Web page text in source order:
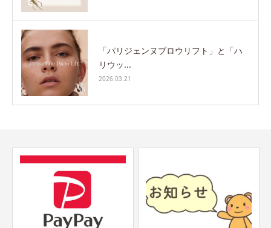
「パリジェンヌブロウリフト」と「ハ
リウッ...
2026.03.21